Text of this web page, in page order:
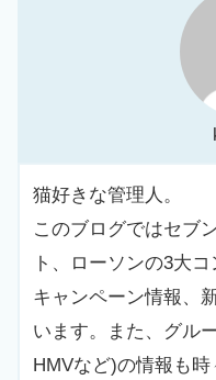
猫好きな管理人。
このブログではセブ
ト、ローソンの3大
キャンペーン情報、
います。また、グル
HMVなど)の情報も時